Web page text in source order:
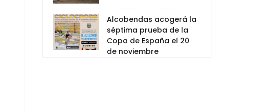
Alcobendas acogerá la
séptima prueba de la
Copa de España el 20
de noviembre